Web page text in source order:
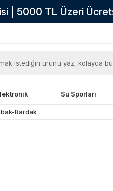
| 5000 TL Üzeri
Su Sporları
Bardak